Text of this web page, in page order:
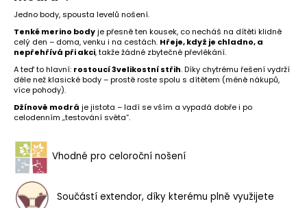
Jedno body, spousta levelů nošení.
Tenké merino bodyje přesně ten kousek, co necháš na dítěti klidně
celý den – doma, venku i na cestách. Hřeje, když je chladno, a
nepřehřívá při akci, takže žádné zbytečné převlékání.
A teď to hlavní: rostoucí 3velikostní střih. Díky chytrému řešení vydrží
déle než klasické body – prostě roste spolu s dítětem (méně nákupů,
více pohody).
Džínově modrá je jistota – ladí se vším a vypadá dobře i po
celodenním „testování světa“.
Vhodné pro celoroční nošení
Součástí extendor, díky kterému plně využijete
č
u
j
e
m
e
MERINO
TRIČKO
KRÁTKÝ
RUKÁV
VOLNÝ
STŘIH